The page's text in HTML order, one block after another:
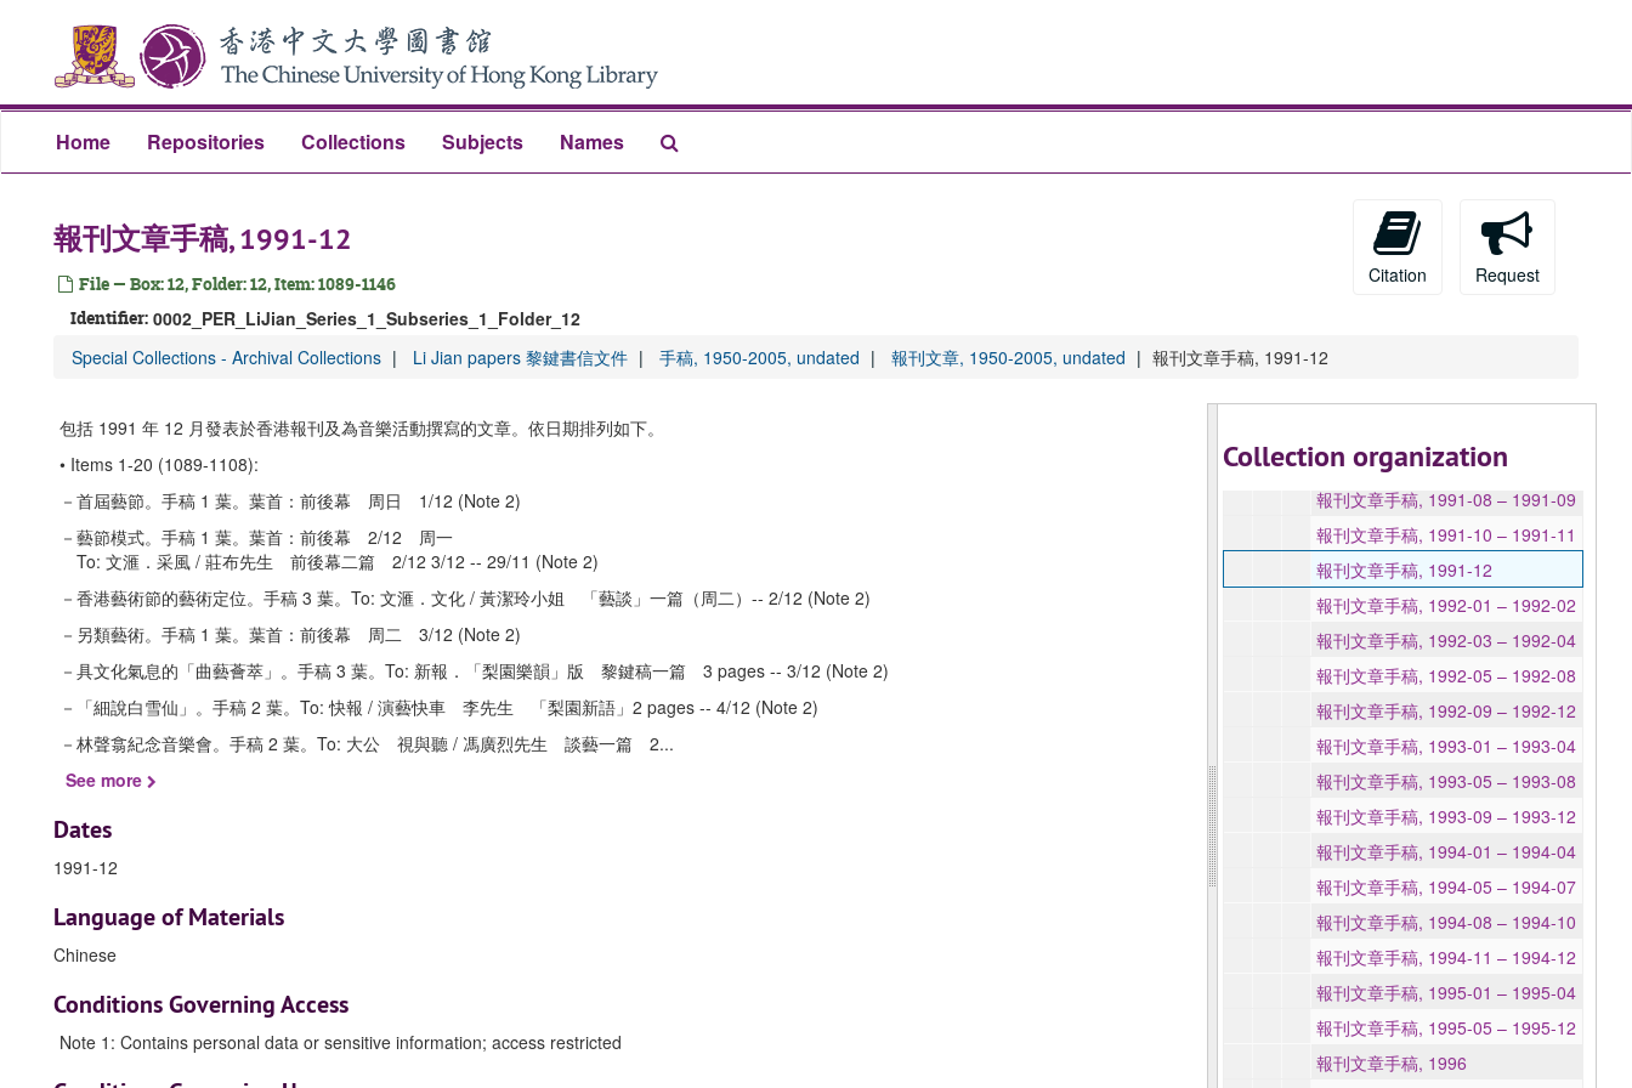
content
Home Repositories Collections Subjects Names
報刊文章手稿, 1991-12
File — Box: 12, Folder: 12, Item: 1089-1146
Identifier: 0002_PER_LiJian_Series_1_Subseries_1_Folder_12
Citation Request
Special Collections - Archival Collections Li Jian papers 黎鍵書信文件 手稿, 1950-2005, undated 報刊文章, 1950-2005, undated 報刊文章手稿, 1991-12
包括 1991 年 12 月發表於香港報刊及為音樂活動撰寫的文章。依日期排列如下。
• Items 1-20 (1089-1108):
－首屆藝節。手稿 1 葉。葉首：前後幕 周日 1/12 (Note 2)
－藝節模式。手稿 1 葉。葉首：前後幕 2/12 周一
To: 文滙．采風 / 莊布先生 前後幕二篇 2/12 3/12 -- 29/11 (Note 2)
－香港藝術節的藝術定位。手稿 3 葉。To: 文滙．文化 / 黃潔玲小姐 「藝談」一篇（周二）-- 2/12 (Note 2)
－另類藝術。手稿 1 葉。葉首：前後幕 周二 3/12 (Note 2)
－具文化氣息的「曲藝薈萃」。手稿 3 葉。To: 新報．「梨園樂韻」版 黎鍵稿一篇 3 pages -- 3/12 (Note 2)
－「細說白雪仙」。手稿 2 葉。To: 快報 / 演藝快車 李先生 「梨園新語」2 pages -- 4/12 (Note 2)
－林聲翕紀念音樂會。手稿 2 葉。To: 大公 視與聽 / 馮廣烈先生 談藝一篇 2...
See more
Dates
1991-12
Language of Materials
Chinese
Conditions Governing Access
Note 1: Contains personal data or sensitive information; access restricted
Collection organization
手稿, 1950-2005, undated
報刊文章手稿, 1985 – 1990-03
報刊文章手稿, 1990-04 – 1990-05
報刊文章手稿, 1990-06 – 1990-08
報刊文章手稿, 1990-11 – 1990-12
報刊文章手稿, 1991-06 – 1991-07
報刊文章手稿, 1991-08 – 1991-09
報刊文章手稿, 1991-10 – 1991-11
報刊文章手稿, 1991-12
報刊文章手稿, 1992-01 – 1992-02
報刊文章手稿, 1992-03 – 1992-04
報刊文章手稿, 1992-05 – 1992-08
報刊文章手稿, 1992-09 – 1992-12
報刊文章手稿, 1993-01 – 1993-04
報刊文章手稿, 1993-05 – 1993-08
報刊文章手稿, 1993-09 – 1993-12
報刊文章手稿, 1994-01 – 1994-04
報刊文章手稿, 1994-05 – 1994-07
報刊文章手稿, 1994-08 – 1994-10
報刊文章手稿, 1994-11 – 1994-12
報刊文章手稿, 1995-01 – 1995-04
報刊文章手稿, 1995-05 – 1995-12
報刊文章手稿, 1996